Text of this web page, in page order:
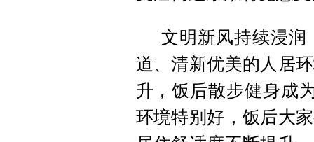
文明新风持续浸润
道、清新优美的人居
升，饭后散步健身成
环境特别好，饭后大